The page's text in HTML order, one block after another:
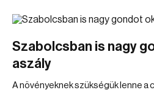
Szabolcsban is nagy
aszály
A növényeknek szükségük lenne a